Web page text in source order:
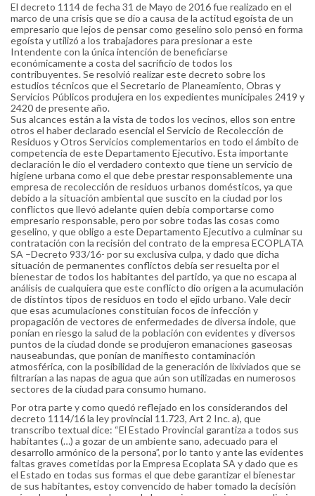
El decreto 1114 de fecha 31 de Mayo de 2016 fue realizado en el
marco de una crisis que se dio a causa de la actitud egoísta de un
empresario que lejos de pensar como geselino solo pensó en forma
egoísta y utilizó a los trabajadores para presionar a este
Intendente con la única intención de beneficiarse
económicamente a costa del sacrificio de todos los
contribuyentes. Se resolvió realizar este decreto sobre los
estudios técnicos que el Secretario de Planeamiento, Obras y
Servicios Públicos produjera en los expedientes municipales 2419 y
2420 de presente año.
Sus alcances están a la vista de todos los vecinos, ellos son entre
otros el haber declarado esencial el Servicio de Recolección de
Residuos y Otros Servicios complementarios en todo el ámbito de
competencia de este Departamento Ejecutivo. Esta importante
declaración le dio el verdadero contexto que tiene un servicio de
higiene urbana como el que debe prestar responsablemente una
empresa de recolección de residuos urbanos domésticos, ya que
debido a la situación ambiental que suscito en la ciudad por los
conflictos que llevó adelante quien debía comportarse como
empresario responsable, pero por sobre todas las cosas como
geselino, y que obligo a este Departamento Ejecutivo a culminar su
contratación con la recisión del contrato de la empresa ECOPLATA
SA –Decreto 933/16- por su exclusiva culpa, y dado que dicha
situación de permanentes conflictos debía ser resuelta por el
bienestar de todos los habitantes del partido, ya que no escapa al
análisis de cualquiera que este conflicto dio origen a la acumulación
de distintos tipos de residuos en todo el ejido urbano. Vale decir
que esas acumulaciones constituían focos de infección y
propagación de vectores de enfermedades de diversa índole, que
ponían en riesgo la salud de la población con evidentes y diversos
puntos de la ciudad donde se produjeron emanaciones gaseosas
nauseabundas, que ponían de manifiesto contaminación
atmosférica, con la posibilidad de la generación de lixiviados que se
filtrarían a las napas de agua que aún son utilizadas en numerosos
sectores de la ciudad para consumo humano.
Por otra parte y como quedó reflejado en los considerandos del
decreto 1114/16 la ley provincial 11.723, Art 2 Inc. a), que
transcribo textual dice: “El Estado Provincial garantiza a todos sus
habitantes (…) a gozar de un ambiente sano, adecuado para el
desarrollo armónico de la persona”, por lo tanto y ante las evidentes
faltas graves cometidas por la Empresa Ecoplata SA y dado que es
el Estado en todas sus formas el que debe garantizar el bienestar
de sus habitantes, estoy convencido de haber tomado la decisión